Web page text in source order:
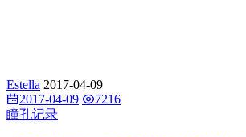
Estella 2017-04-09
2017-04-09
7216
瞳孔记录